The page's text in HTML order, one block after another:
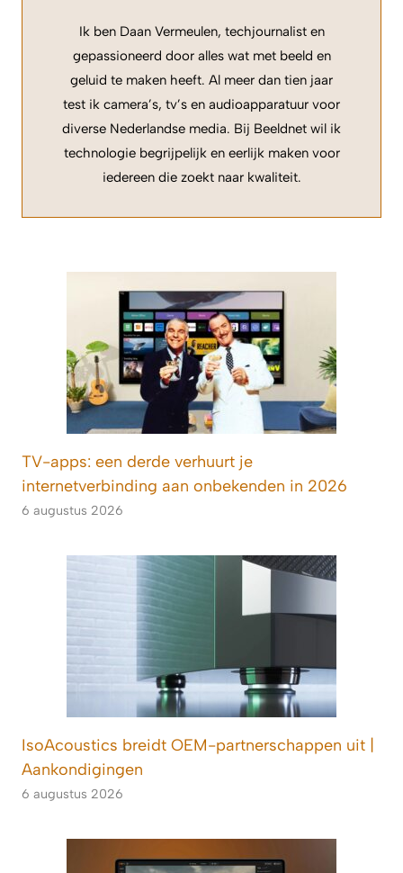
Ik ben Daan Vermeulen, techjournalist en
gepassioneerd door alles wat met beeld en
geluid te maken heeft. Al meer dan tien jaar
test ik camera’s, tv’s en audioapparatuur voor
diverse Nederlandse media. Bij Beeldnet wil ik
technologie begrijpelijk en eerlijk maken voor
iedereen die zoekt naar kwaliteit.
TV-apps: een derde verhuurt je
internetverbinding aan onbekenden in 2026
6 augustus 2026
IsoAcoustics breidt OEM-partnerschappen uit |
Aankondigingen
6 augustus 2026